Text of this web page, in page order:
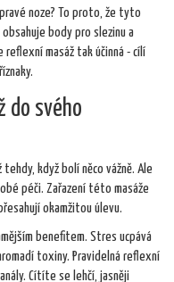
noze? To proto, že tyto
body pro slezinu a
masáž tak účinná - cílí
do svého
když bolí něco vážně. Ale
péči. Zařazení této masáže
okamžitou úlevu.
benefitem. Stres ucpává
toxiny. Pravidelná reflexní
Cítíte se lehčí, jasněji